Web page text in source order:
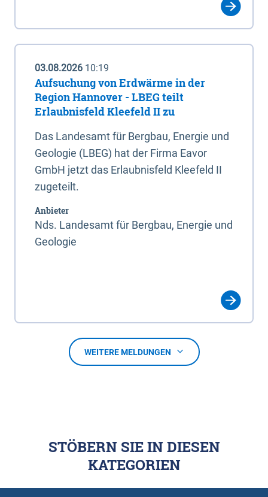
03.08.2026 10:19
Aufsuchung von Erdwärme in der
Region Hannover - LBEG teilt
Erlaubnisfeld Kleefeld II zu
Das Landesamt für Bergbau, Energie und
Geologie (LBEG) hat der Firma Eavor
GmbH jetzt das Erlaubnisfeld Kleefeld II
zugeteilt.
Anbieter
Nds. Landesamt für Bergbau, Energie und
Geologie
WEITERE MELDUNGEN
STÖBERN SIE IN DIESEN
KATEGORIEN